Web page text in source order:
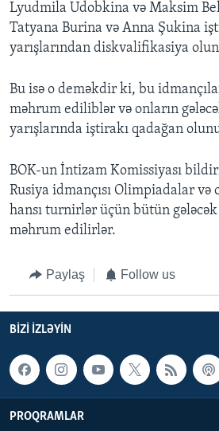
Lyudmila Udobkina və Maksim
Tatyana Burina və Anna Şukina
yarışlarından diskvalifikasiya
Bu isə o deməkdir ki, bu
məhrum ediliblər və onların
yarışlarında iştirakı qadağan
BOK-un İntizam Komissiyası
Rusiya idmançısı Olimpiadalar və
hansı turnirlər üçün bütün
məhrum edilirlər.
Paylaş Follow us
BIZI IZLƏYIN
PROQRAMLAR